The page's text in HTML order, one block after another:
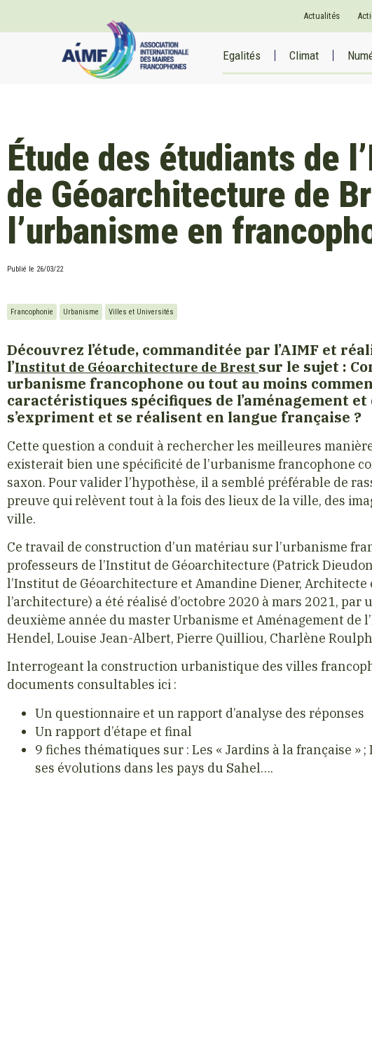
Actualités
Egalités Climat
Étude des étudiants de
de Géoarchitecture de
l’urbanisme en
Publié le 26/03/22
Francophonie Urbanisme Villes et Universités
Découvrez l’étude, commanditée par l’AIMF et
l’Institut de Géoarchitecture de Brest sur le sujet :
urbanisme francophone ou tout au moins
caractéristiques spécifiques de l’aménagement
s’expriment et se réalisent en langue française ?
Cette question a conduit à rechercher les meilleures
existerait bien une spécificité de l’urbanisme francophone
saxon. Pour valider l’hypothèse, il a semblé préférable de
preuve qui relèvent tout à la fois des lieux de la ville, des
ville.
Ce travail de construction d’un matériau sur l’urbanisme
professeurs de l’Institut de Géoarchitecture (Patrick
l’Institut de Géoarchitecture et Amandine Diener,
l’architecture) a été réalisé d’octobre 2020 à mars 2021, par
deuxième année du master Urbanisme et Aménagement de
Hendel, Louise Jean-Albert, Pierre Quilliou, Charlène
Interrogeant la construction urbanistique des villes
documents consultables ici :
Un questionnaire et un rapport d’analyse des réponses
Un rapport d’étape et final
9 fiches thématiques sur : Les « Jardins à la française »
ses évolutions dans les pays du Sahel….